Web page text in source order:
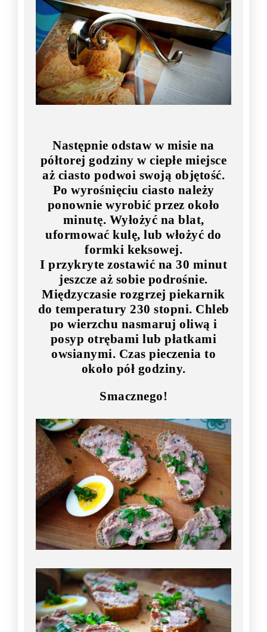
Następnie odstaw w misie na
półtorej godziny w ciepłe miejsce
aż ciasto podwoi swoją objętość.
Po wyrośnięciu ciasto należy
ponownie wyrobić przez około
minutę. Wyłożyć na blat,
uformować kulę, lub włożyć do
formki keksowej.
I przykryte zostawić na 30 minut
jeszcze aż sobie podrośnie.
Międzyczasie rozgrzej piekarnik
do temperatury 230 stopni. Chleb
po wierzchu nasmaruj oliwą i
posyp otrębami lub płatkami
owsianymi. Czas pieczenia to
około pół godziny.
Smacznego!